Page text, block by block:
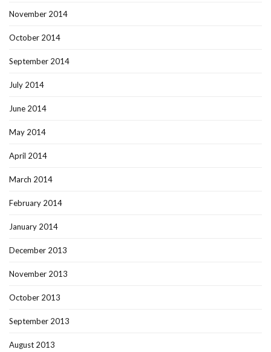
November 2014
October 2014
September 2014
July 2014
June 2014
May 2014
April 2014
March 2014
February 2014
January 2014
December 2013
November 2013
October 2013
September 2013
August 2013